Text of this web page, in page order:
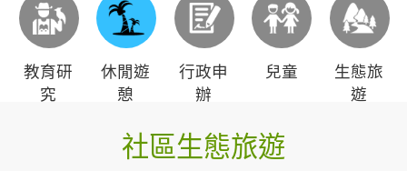
教育研
究
休閒遊
憩
行政申
辦
兒童
生態旅
遊
社區生態旅遊